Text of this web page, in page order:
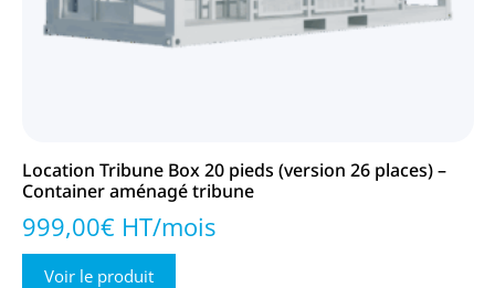
Location Tribune Box 20 pieds (version 26 places) –
Container aménagé tribune
999,00€ HT/mois
Voir le produit